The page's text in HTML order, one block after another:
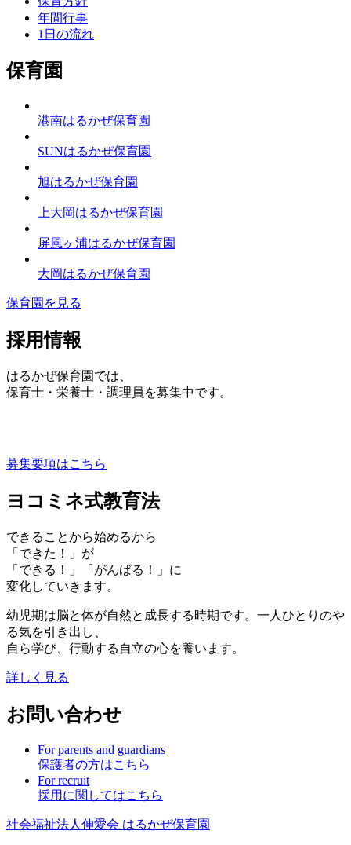
年間行事
1日の流れ
保育園
港南はるかぜ保育園
SUNはるかぜ保育園
旭はるかぜ保育園
上大岡はるかぜ保育園
屏風ヶ浦はるかぜ保育園
大岡はるかぜ保育園
保育園を見る
採用情報
はるかぜ保育園では、
保育士・栄養士・調理員を募集中です。
募集要項はこちら
ヨコミネ式教育法
できることから始めるから
「できた！」が
「できる！」「がんばる！」に
変化していきます。
幼児期は脳と体が自然と成長する時期です。一人ひとりのや
る気を引き出し、
自ら学び、行動する自立の心を養います。
詳しく見る
お問い合わせ
For parents and guardians
保護者の方はこちら
For recruit
採用に関してはこちら
社会福祉法人伸愛会 はるかぜ保育園